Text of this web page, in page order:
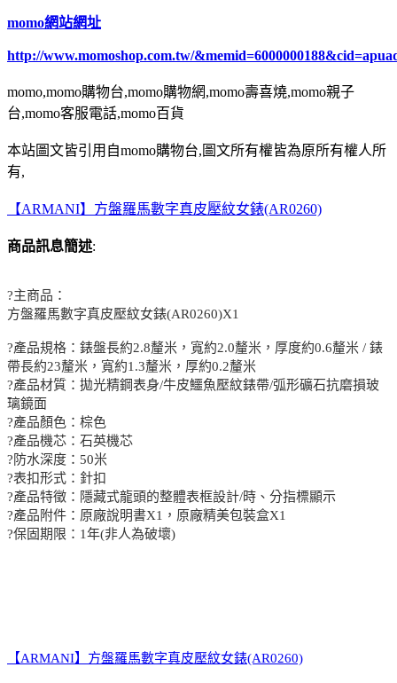
momo網站網址
http://www.momoshop.com.tw/
momo,momo購物台,momo購物網,momo壽喜燒,momo親子
台,momo客服電話,momo百貨
本站圖文皆引用自momo購物台,圖文所有權皆為原所有權人所
有,
【ARMANI】方盤羅馬數字真皮壓紋女錶(AR0260)
商品訊息簡述:
?主商品：
方盤羅馬數字真皮壓紋女錶(AR0260)X1
?產品規格：錶盤長約2.8釐米，寬約2.0釐米，厚度約0.6釐米 / 錶
帶長約23釐米，寬約1.3釐米，厚約0.2釐米
?產品材質：拋光精鋼表身/牛皮鱷魚壓紋錶帶/弧形礦石抗磨損玻
璃鏡面
?產品顏色：棕色
?產品機芯：石英機芯
?防水深度：50米
?表扣形式：針扣
?產品特徵：隱藏式龍頭的整體表框設計/時、分指標顯示
?產品附件：原廠說明書X1，原廠精美包裝盒X1
?保固期限：1年(非人為破壞)
【ARMANI】方盤羅馬數字真皮壓紋女錶(AR0260)